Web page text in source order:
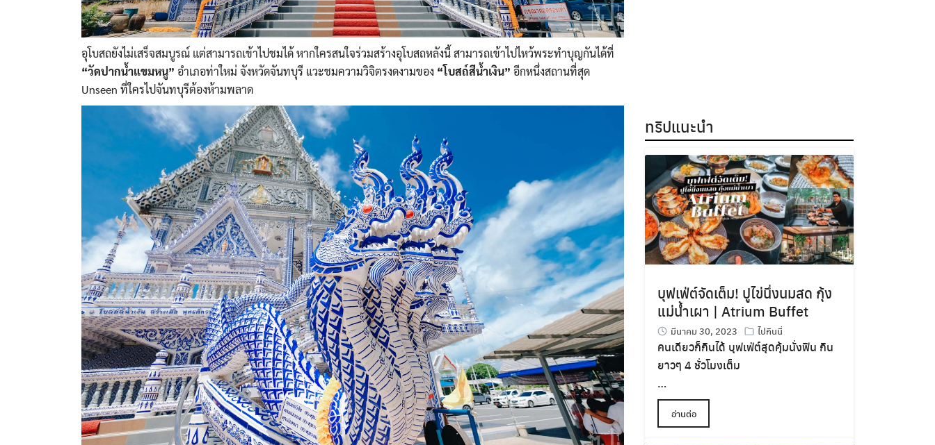
for:
อุโบสถยังไม่เสร็จสมบูรณ์ แต่สามารถเข้าไปชมได้ หากใครสนใจร่วมสร้างอุโบสถหลังนี้ สามารถเข้าไปไหว้พระทำบุญกันได้ที่
“วัดปากน้ำแขมหนู” อำเภอท่าใหม่ จังหวัดจันทบุรี แวะชมความวิจิตรงดงามของ “โบสถ์สีน้ำเงิน” อีกหนึ่งสถานที่สุด
Unseen ที่ใครไปจันทบุรีต้องห้ามพลาด
ทริปแนะนำ
บุฟเฟ่ต์จัดเต็ม! ปูไข่นึ่งนมสด กุ้ง
แม่น้ำเผา | Atrium Buffet
มีนาคม 30, 2023 ไปกินนี่
คนเดียวก็กินได้ บุฟเฟ่ต์สุดคุ้มนั่งฟิน กิน
ยาวๆ 4 ชั่วโมงเต็ม
…
อ่านต่อ